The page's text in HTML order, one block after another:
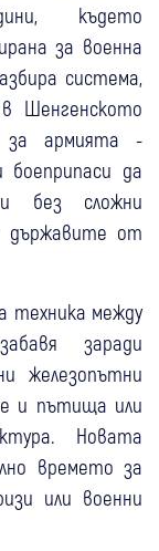
където
за военна
система,
Шенгенското
за армията -
да
без сложни
държавите от
техника между
заради
железопътни
и пътища или
Новата
времето за
или военни